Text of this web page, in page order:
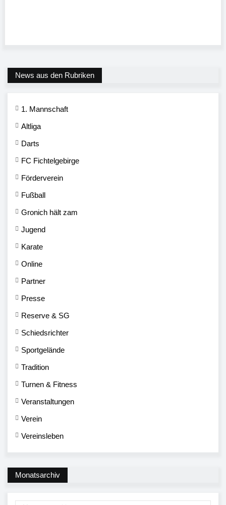
News aus den Rubriken
1. Mannschaft
Altliga
Darts
FC Fichtelgebirge
Förderverein
Fußball
Gronich hält zam
Jugend
Karate
Online
Partner
Presse
Reserve & SG
Schiedsrichter
Sportgelände
Tradition
Turnen & Fitness
Veranstaltungen
Verein
Vereinsleben
Monatsarchiv